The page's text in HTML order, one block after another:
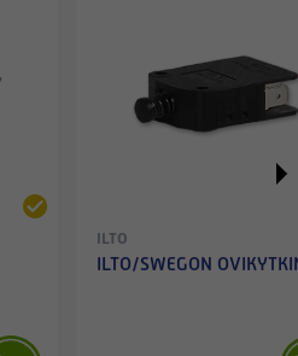
ILTO
ILTO/SWEGON